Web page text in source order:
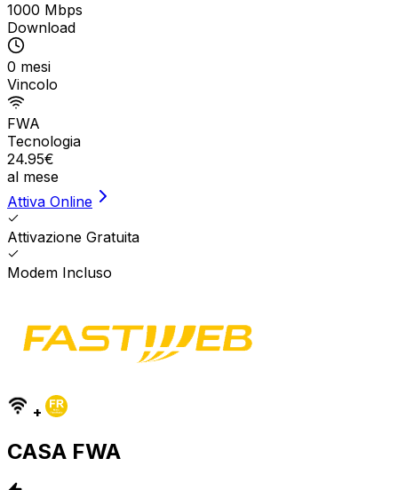
1000 Mbps
Download
0 mesi
Vincolo
FWA
Tecnologia
24.95€
al mese
Attiva Online
Attivazione Gratuita
Modem Incluso
+
CASA FWA